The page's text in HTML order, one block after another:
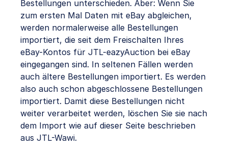
Bestellungen unterschieden. Aber: Wenn Sie
zum ersten Mal Daten mit eBay abgleichen,
werden normalerweise alle Bestellungen
importiert, die seit dem Freischalten Ihres
eBay-Kontos für JTL-eazyAuction bei eBay
eingegangen sind. In seltenen Fällen werden
auch ältere Bestellungen importiert. Es werden
also auch schon abgeschlossene Bestellungen
importiert. Damit diese Bestellungen nicht
weiter verarbeitet werden, löschen Sie sie nach
dem Import wie auf dieser Seite beschrieben
aus JTL-Wawi.